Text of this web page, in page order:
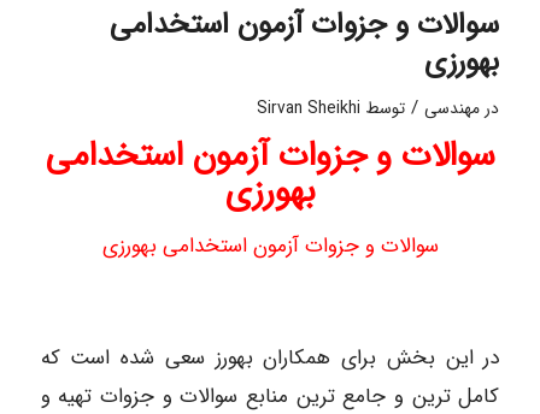
سوالات و جزوات آزمون استخدامی
بهورزی
در مهندسی / توسط Sirvan Sheikhi
سوالات و جزوات آزمون استخدامی
بهورزی
سوالات و جزوات آزمون استخدامی بهورزی
در این بخش برای همکاران بهورز سعی شده است که
کامل ترین و جامع ترین منابع سوالات و جزوات تهیه و